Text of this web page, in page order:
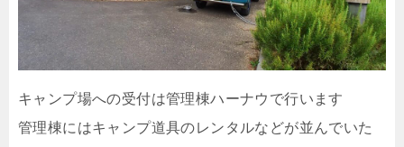
キャンプ場への受付は管理棟ハーナウで行います
管理棟にはキャンプ道具のレンタルなどが並んでいた